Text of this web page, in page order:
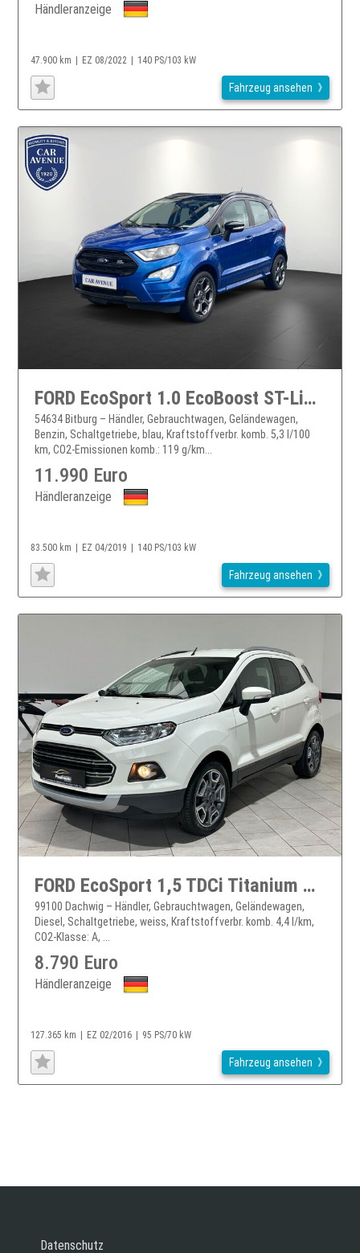
Händleranzeige
47.900 km EZ 08/2022 140 PS/103 kW
Fahrzeug ansehen
FORD EcoSport 1.0 EcoBoost ST-Line Start/Stopp
54634 Bitburg – Händler, Gebrauchtwagen, Geländewagen,
Benzin, Schaltgetriebe, blau, Kraftstoffverbr. komb. 5,3 l/100
km, CO2-Emissionen komb.: 119 g/km...
11.990 Euro
Händleranzeige
83.500 km EZ 04/2019 140 PS/103 kW
Fahrzeug ansehen
FORD EcoSport 1,5 TDCi Titanium Klimaaut.*Sitzheizung
99100 Dachwig – Händler, Gebrauchtwagen, Geländewagen,
Diesel, Schaltgetriebe, weiss, Kraftstoffverbr. komb. 4,4 l/km,
CO2-Klasse: A, ...
8.790 Euro
Händleranzeige
127.365 km EZ 02/2016 95 PS/70 kW
Fahrzeug ansehen
Datenschutz